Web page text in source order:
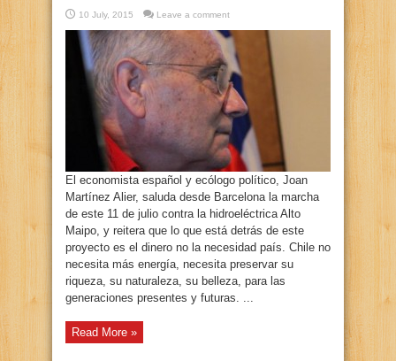
10 July, 2015 Leave a comment
El economista español y ecólogo político, Joan
Martínez Alier, saluda desde Barcelona la marcha
de este 11 de julio contra la hidroeléctrica Alto
Maipo, y reitera que lo que está detrás de este
proyecto es el dinero no la necesidad país. Chile no
necesita más energía, necesita preservar su
riqueza, su naturaleza, su belleza, para las
generaciones presentes y futuras. ...
Read More »